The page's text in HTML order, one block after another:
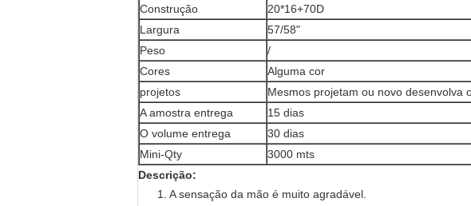
Construção
20*16+70D
Largura
57/58"
Peso
/
Cores
Alguma cor
projetos
Mesmos projetam ou novo desenvolva
A amostra entrega
15 dias
O volume entrega
30 dias
Mini-Qty
3000 mts
Descrição:
1. A sensação da mão é muito agradável.